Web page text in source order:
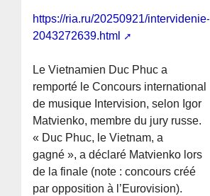
https://ria.ru/20250921/intervidenie-
2043272639.html
Le Vietnamien Duc Phuc a
remporté le Concours international
de musique Intervision, selon Igor
Matvienko, membre du jury russe.
« Duc Phuc, le Vietnam, a
gagné », a déclaré Matvienko lors
de la finale (note : concours créé
par opposition à l’Eurovision).